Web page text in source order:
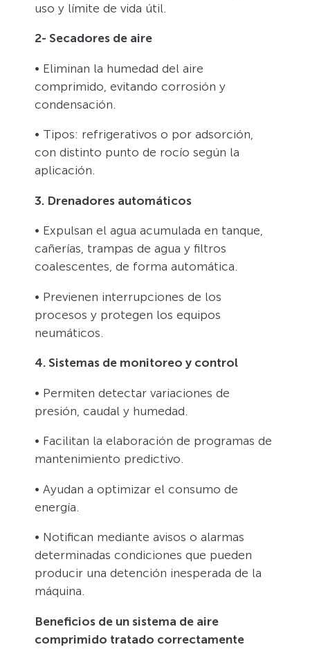
uso y límite de vida útil.
2- Secadores de aire
• Eliminan la humedad del aire
comprimido, evitando corrosión y
condensación.
• Tipos: refrigerativos o por adsorción,
con distinto punto de rocío según la
aplicación.
3. Drenadores automáticos
• Expulsan el agua acumulada en tanque,
cañerías, trampas de agua y filtros
coalescentes, de forma automática.
• Previenen interrupciones de los
procesos y protegen los equipos
neumáticos.
4. Sistemas de monitoreo y control
• Permiten detectar variaciones de
presión, caudal y humedad.
• Facilitan la elaboración de programas de
mantenimiento predictivo.
• Ayudan a optimizar el consumo de
energía.
• Notifican mediante avisos o alarmas
determinadas condiciones que pueden
producir una detención inesperada de la
máquina.
Beneficios de un sistema de aire
comprimido tratado correctamente